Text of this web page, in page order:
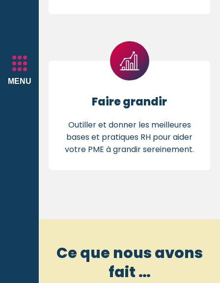
MENU
Faire grandir
Outiller et donner les meilleures
bases et pratiques RH pour aider
votre PME à grandir sereinement.
Ce que nous avons
fait …